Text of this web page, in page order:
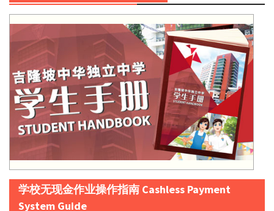
学校无现金作业操作指南 Cashless Payment
System Guide